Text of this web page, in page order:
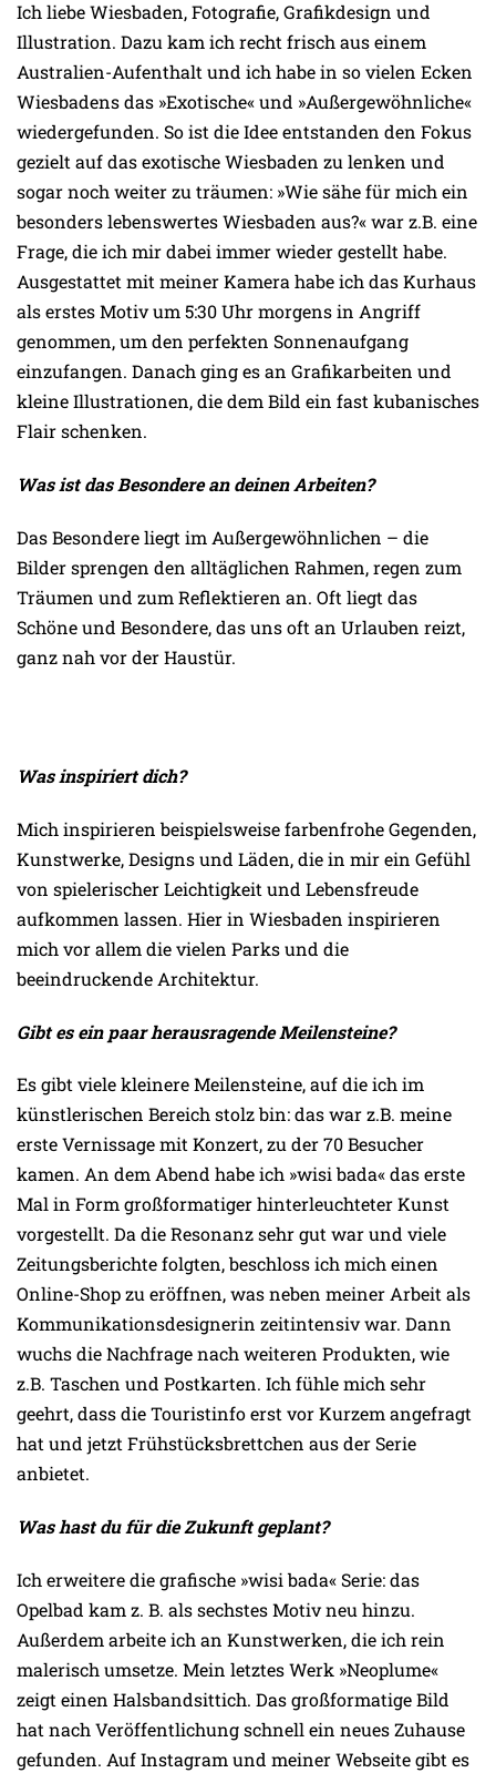
Ich liebe Wiesbaden, Fotografie, Grafikdesign und
Illustration. Dazu kam ich recht frisch aus einem
Australien-Aufenthalt und ich habe in so vielen Ecken
Wiesbadens das »Exotische« und »Außergewöhnliche«
wiedergefunden. So ist die Idee entstanden den Fokus
gezielt auf das exotische Wiesbaden zu lenken und
sogar noch weiter zu träumen: »Wie sähe für mich ein
besonders lebenswertes Wiesbaden aus?« war z.B. eine
Frage, die ich mir dabei immer wieder gestellt habe.
Ausgestattet mit meiner Kamera habe ich das Kurhaus
als erstes Motiv um 5:30 Uhr morgens in Angriff
genommen, um den perfekten Sonnenaufgang
einzufangen. Danach ging es an Grafikarbeiten und
kleine Illustrationen, die dem Bild ein fast kubanisches
Flair schenken.
Was ist das Besondere an deinen Arbeiten?
Das Besondere liegt im Außergewöhnlichen – die
Bilder sprengen den alltäglichen Rahmen, regen zum
Träumen und zum Reflektieren an. Oft liegt das
Schöne und Besondere, das uns oft an Urlauben reizt,
ganz nah vor der Haustür.
Was inspiriert dich?
Mich inspirieren beispielsweise farbenfrohe Gegenden,
Kunstwerke, Designs und Läden, die in mir ein Gefühl
von spielerischer Leichtigkeit und Lebensfreude
aufkommen lassen. Hier in Wiesbaden inspirieren
mich vor allem die vielen Parks und die
beeindruckende Architektur.
Gibt es ein paar herausragende Meilensteine?
Es gibt viele kleinere Meilensteine, auf die ich im
künstlerischen Bereich stolz bin: das war z.B. meine
erste Vernissage mit Konzert, zu der 70 Besucher
kamen. An dem Abend habe ich »wisi bada« das erste
Mal in Form großformatiger hinterleuchteter Kunst
vorgestellt. Da die Resonanz sehr gut war und viele
Zeitungsberichte folgten, beschloss ich mich einen
Online-Shop zu eröffnen, was neben meiner Arbeit als
Kommunikationsdesignerin zeitintensiv war. Dann
wuchs die Nachfrage nach weiteren Produkten, wie
z.B. Taschen und Postkarten. Ich fühle mich sehr
geehrt, dass die Touristinfo erst vor Kurzem angefragt
hat und jetzt Frühstücksbrettchen aus der Serie
anbietet.
Was hast du für die Zukunft geplant?
Ich erweitere die grafische »wisi bada« Serie: das
Opelbad kam z. B. als sechstes Motiv neu hinzu.
Außerdem arbeite ich an Kunstwerken, die ich rein
malerisch umsetze. Mein letztes Werk »Neoplume«
zeigt einen Halsbandsittich. Das großformatige Bild
hat nach Veröffentlichung schnell ein neues Zuhause
gefunden. Auf Instagram und meiner Webseite gibt es